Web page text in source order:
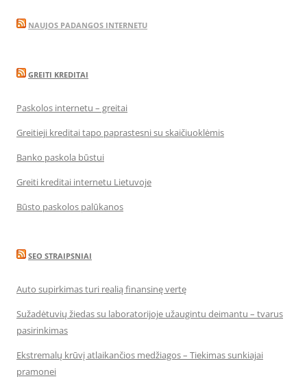
NAUJOS PADANGOS INTERNETU
GREITI KREDITAI
Paskolos internetu – greitai
Greitieji kreditai tapo paprastesni su skaičiuoklėmis
Banko paskola būstui
Greiti kreditai internetu Lietuvoje
Būsto paskolos palūkanos
SEO STRAIPSNIAI
Auto supirkimas turi realią finansinę vertę
Sužadėtuvių žiedas su laboratorijoje užaugintu deimantu – tvarus
pasirinkimas
Ekstremalų krūvį atlaikančios medžiagos – Tiekimas sunkiajai
pramonei